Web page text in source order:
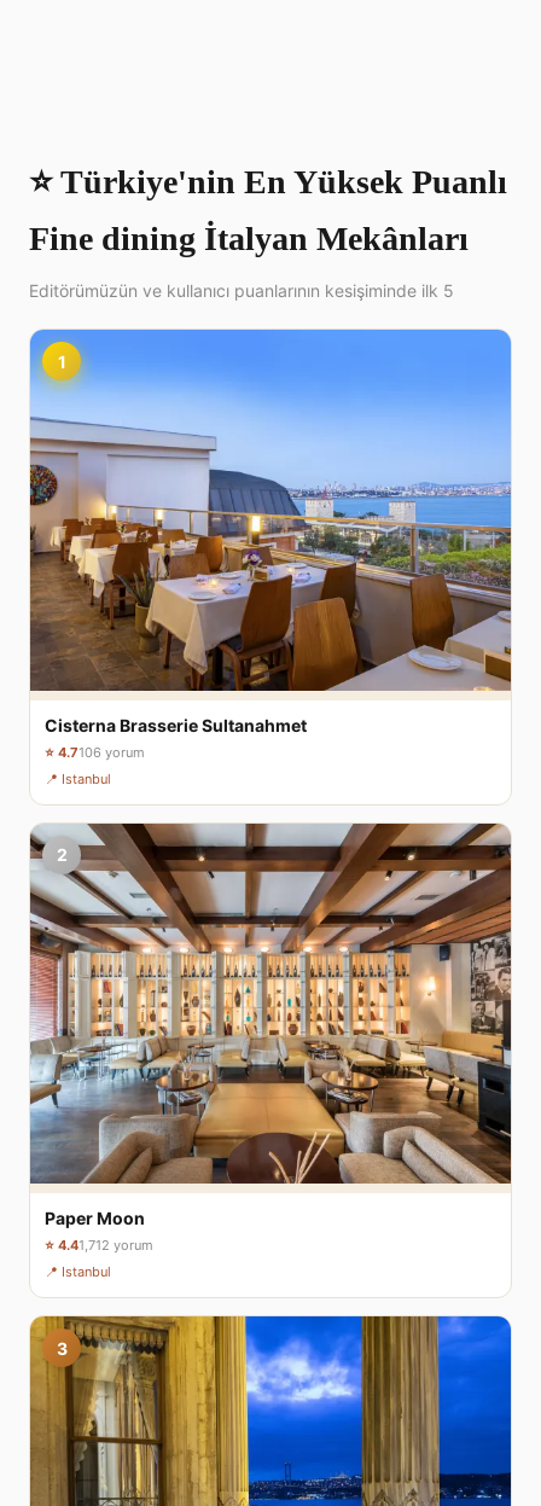
⭐ Türkiye'nin En Yüksek Puanlı
Fine dining İtalyan Mekânları
Editörümüzün ve kullanıcı puanlarının kesişiminde ilk 5
1
Cisterna Brasserie Sultanahmet
⭐ 4.7106 yorum
📍 Istanbul
2
Paper Moon
⭐ 4.41,712 yorum
📍 Istanbul
3